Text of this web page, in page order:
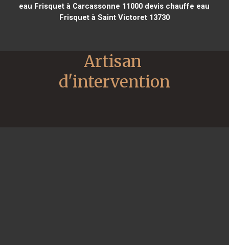
eau Frisquet à Carcassonne 11000 devis chauffe eau
Frisquet à Saint Victoret 13730
Artisan
d'intervention